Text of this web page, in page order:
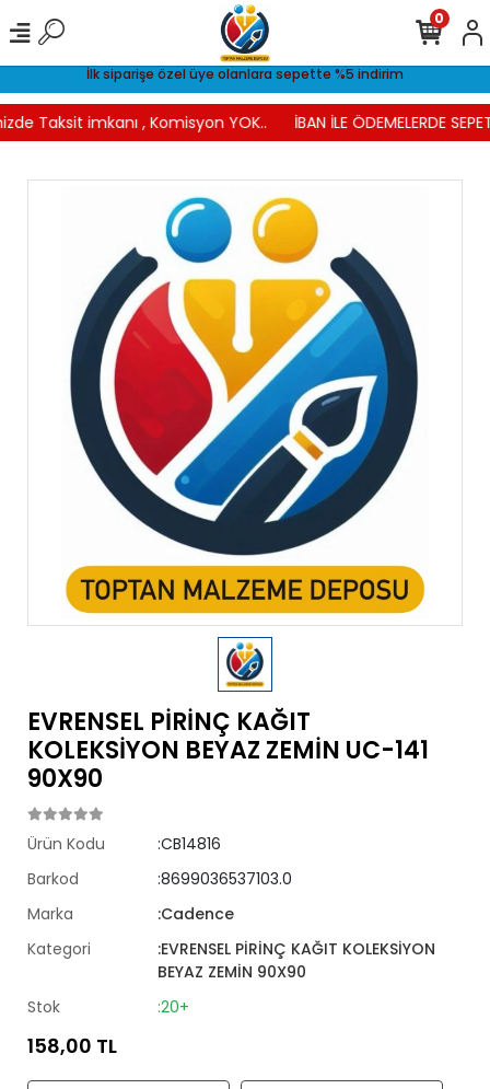
İlk siparişe özel üye olanlara sepette %5 indirim
Taksit imkanı , Komisyon YOK.. İBAN İLE ÖDEMELERDE
0
EVRENSEL PİRİNÇ KAĞIT
KOLEKSİYON BEYAZ ZEMİN UC-141
90X90
Ürün Kodu
:CB14816
Barkod
:8699036537103.0
Marka
:Cadence
Kategori
:EVRENSEL PİRİNÇ KAĞIT KOLEKSİYON
BEYAZ ZEMİN 90X90
Stok
:20+
158,00 TL